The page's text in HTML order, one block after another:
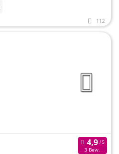
112
3 Bew.